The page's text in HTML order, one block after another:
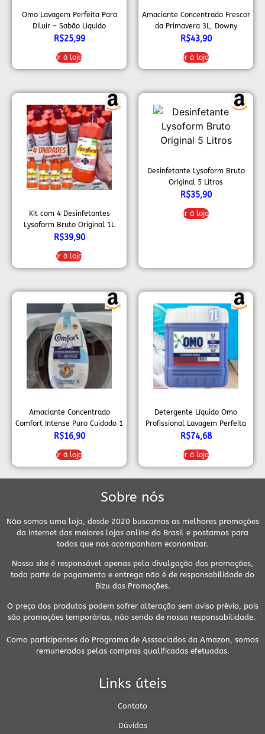
Omo Lavagem Perfeita Para
Diluir – Sabão Liquido
Concentrado, 500ml
R$25,99
Ir à loja
Amaciante Concentrado Frescor
da Primavera 3L, Downy
R$43,90
Ir à loja
Kit com 4 Desinfetantes
Lysoform Bruto Original 1L
R$39,90
Ir à loja
Desinfetante Lysoform Bruto
Original 5 Litros
R$35,90
Ir à loja
Amaciante Concentrado
Comfort Intense Puro Cuidado 1
L
R$16,90
Ir à loja
Detergente Líquido Omo
Profissional Lavagem Perfeita
7L
R$74,68
Ir à loja
Sobre nós
Não somos uma loja, desde 2020 buscamos as melhores promoções
da internet das maiores lojas online do Brasil e postamos para
todos que nos acompanham economizar.
Nosso site é responsável apenas pela divulgação das promoções,
toda parte de pagamento e entrega não é de responsabilidade do
Bizu das Promoções.
O preço dos produtos podem sofrer alteração sem aviso prévio, pois
são promoções temporárias, não sendo de nossa responsabilidade.
Como participantes do Programa de Asssociados da Amazon, somos
remunerados pelas compras qualificadas efetuadas.
Links úteis
Contato
Dúvidas